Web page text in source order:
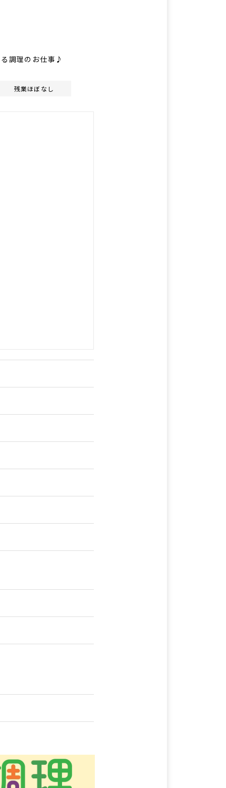
調理のお仕事♪
残業ほぼなし